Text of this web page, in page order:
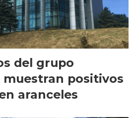
del grupo
muestran positivos
aranceles